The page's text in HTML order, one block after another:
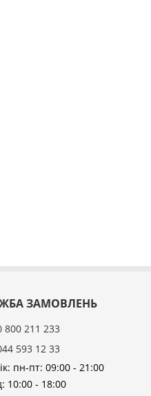
ЗАМОВЛЕНЬ
800 211 233
593 12 33
пн-пт: 09:00 - 21:00
10:00 - 18:00